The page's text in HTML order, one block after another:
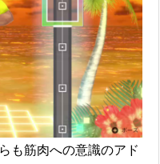
も筋肉への意識のアド